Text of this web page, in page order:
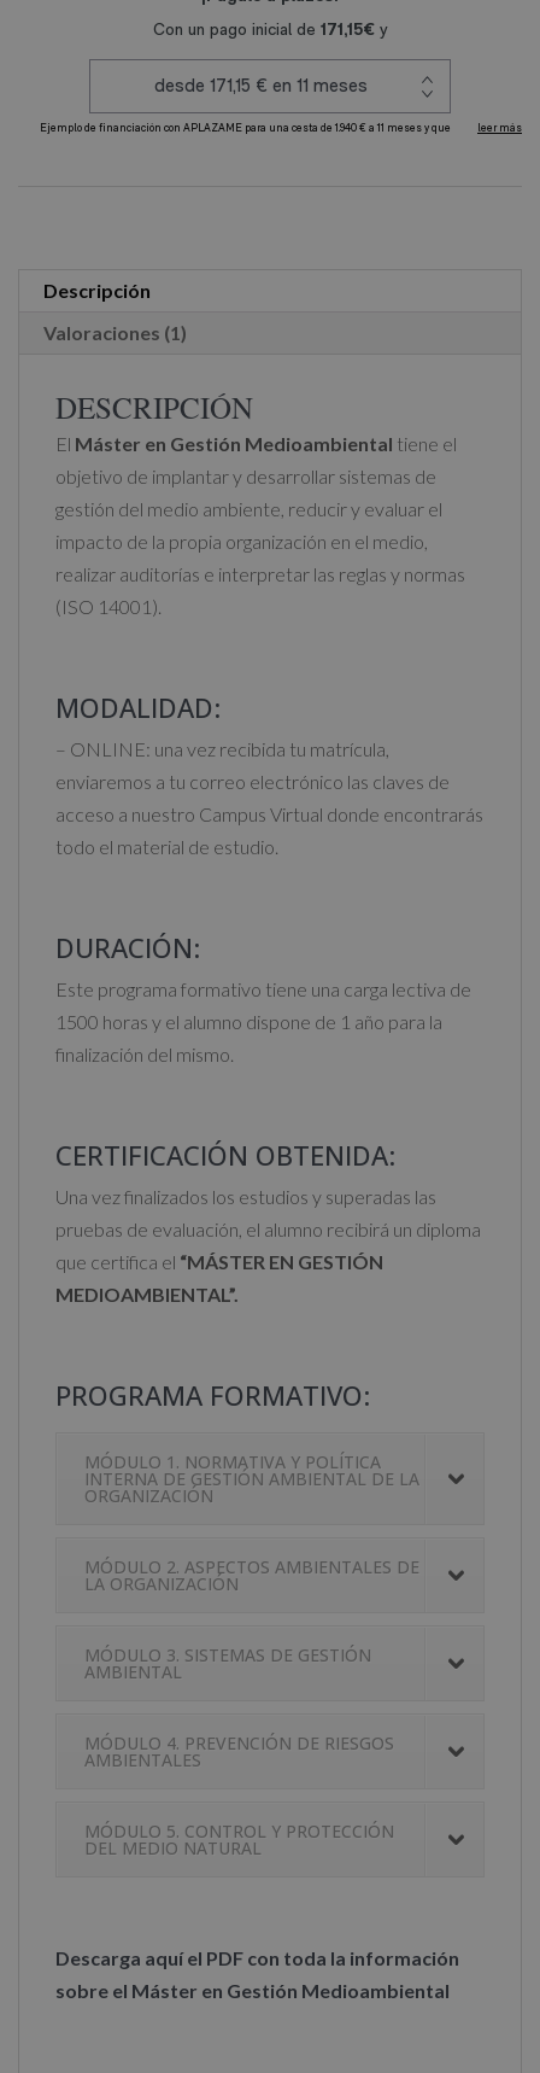
Descripción
Valoraciones (1)
DESCRIPCIÓN
El Máster en Gestión Medioambiental tiene el
objetivo de implantar y desarrollar sistemas de
gestión del medio ambiente, reducir y evaluar el
impacto de la propia organización en el medio,
realizar auditorías e interpretar las reglas y normas
(ISO 14001).
MODALIDAD:
– ONLINE: una vez recibida tu matrícula,
enviaremos a tu correo electrónico las claves de
acceso a nuestro Campus Virtual donde encontrarás
todo el material de estudio.
DURACIÓN:
Este programa formativo tiene una carga lectiva de
1500 horas y el alumno dispone de 1 año para la
finalización del mismo.
CERTIFICACIÓN OBTENIDA:
Una vez finalizados los estudios y superadas las
pruebas de evaluación, el alumno recibirá un diploma
que certifica el “MÁSTER EN GESTIÓN
MEDIOAMBIENTAL”.
PROGRAMA FORMATIVO:
MÓDULO 1. NORMATIVA Y POLÍTICA
INTERNA DE GESTIÓN AMBIENTAL DE LA
ORGANIZACIÓN
MÓDULO 2. ASPECTOS AMBIENTALES DE
LA ORGANIZACIÓN
MÓDULO 3. SISTEMAS DE GESTIÓN
AMBIENTAL
MÓDULO 4. PREVENCIÓN DE RIESGOS
AMBIENTALES
MÓDULO 5. CONTROL Y PROTECCIÓN
DEL MEDIO NATURAL
Descarga aquí el PDF con toda la información
sobre el Máster en Gestión Medioambiental